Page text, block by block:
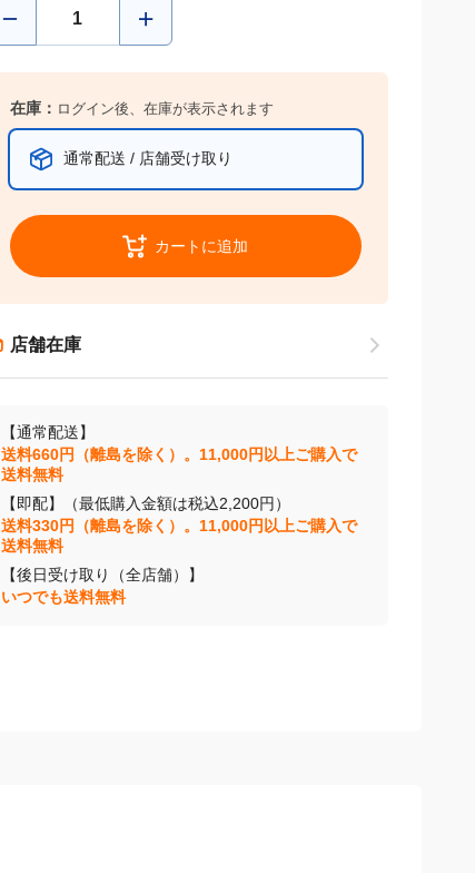
在庫： ログイン後、在庫が表示されます
通常配送 / 店舗受け取り
カートに追加
店舗在庫
【通常配送】
送料660円（離島を除く）。11,000円以上ご購入で
送料無料
【即配】（最低購入金額は税込2,200円）
送料330円（離島を除く）。11,000円以上ご購入で
送料無料
【後日受け取り（全店舗）】